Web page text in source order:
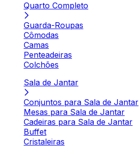
Quarto Completo
Guarda-Roupas
Cômodas
Camas
Penteadeiras
Colchões
Sala de Jantar
Conjuntos para Sala de Jantar
Mesas para Sala de Jantar
Cadeiras para Sala de Jantar
Buffet
Cristaleiras